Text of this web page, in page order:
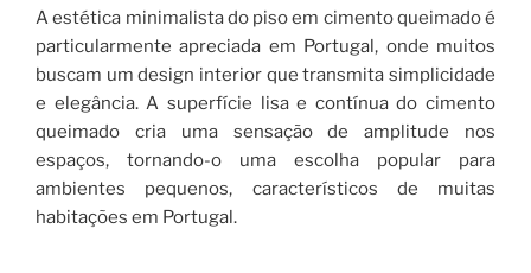
A estética minimalista do piso em cimento queimado é
particularmente apreciada em Portugal, onde muitos
buscam um design interior que transmita simplicidade
e elegância. A superfície lisa e contínua do cimento
queimado cria uma sensação de amplitude nos
espaços, tornando-o uma escolha popular para
ambientes pequenos, característicos de muitas
habitações em Portugal.